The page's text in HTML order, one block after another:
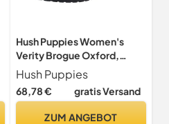
Hush Puppies Women's
Verity Brogue Oxford,
Schwarz, 40-41 EU
Hush Puppies
68,78 € gratis Versand
ZUM ANGEBOT